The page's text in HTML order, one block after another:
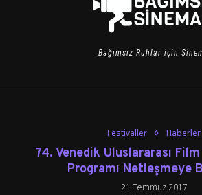
Bağımsız Ruhlar için
Festivaller Haberler
74. Venedik Uluslararası
Programı Netleşmeye
21 Temmuz 2017